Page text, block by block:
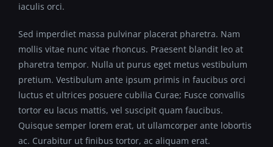
iaculis orci.
Sed imperdiet massa pulvinar placerat pharetra. Nam
mollis vitae nunc vitae rhoncus. Praesent blandit leo at
pharetra tempor. Nulla ut purus eget metus vestibulum
pretium. Vestibulum ante ipsum primis in faucibus orci
luctus et ultrices posuere cubilia Curae; Fusce convallis
tortor eu lacus mattis, vel suscipit quam faucibus.
Quisque semper lorem erat, ut ullamcorper ante lobortis
ac. Curabitur ut finibus tortor, ac aliquam erat.